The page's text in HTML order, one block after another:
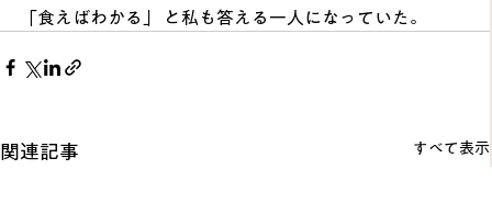
「食えばわかる」 と私も答える一人になっていた。
関連記事 すべて表示